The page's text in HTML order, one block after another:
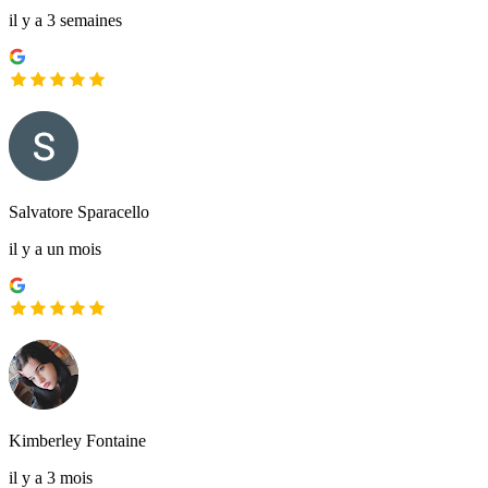
il y a 3 semaines
Salvatore Sparacello
il y a un mois
Kimberley Fontaine
il y a 3 mois